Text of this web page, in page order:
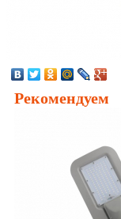
Рекомендуем